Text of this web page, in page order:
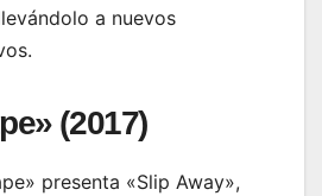
a nuevos
(2017)
presenta «Slip Away»,